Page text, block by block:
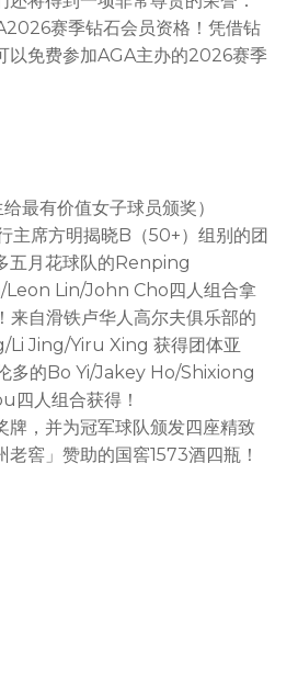
赛季钻石会员资格！凭借钻
以免费参加AGA主办的2026赛季
最有价值女子球员颁奖）
主席方明揭晓B（50+）组别的团
五月花球队的Renping
Lin/John Cho四人组合拿
来自滑铁卢华人高尔夫俱乐部的
Jing/Yiru Xing 获得团体亚
多的Bo Yi/Jakey Ho/Shixiong
人组合获得！
牌，并为冠军球队颁发四座精致
窖」赞助的国窖1573酒四瓶！